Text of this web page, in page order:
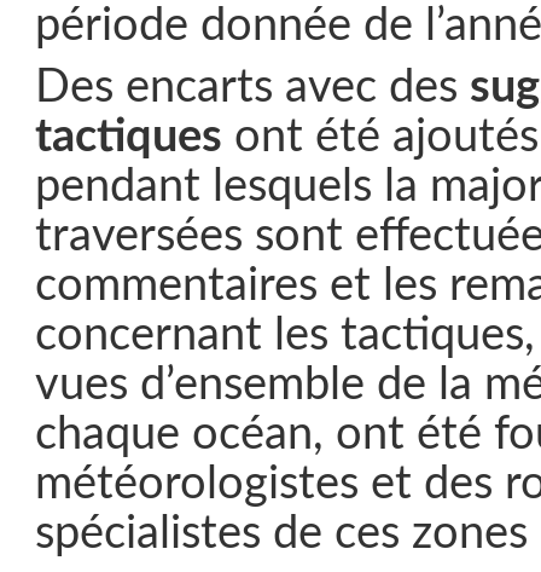
période donnée de
Des encarts avec des
tactiques ont été
pendant lesquels la
traversées sont
commentaires et les
concernant les
vues d’ensemble de la
chaque océan, ont été
météorologistes et des
spécialistes de ces